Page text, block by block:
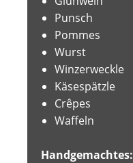
Punsch
Pommes
Wurst
Winzerweckle
Käsespätzle
Crêpes
Waffeln
Handgemachtes: